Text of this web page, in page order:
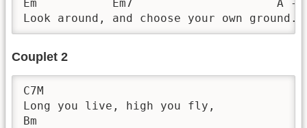
Em           Em7                     A -
Look around, and choose your own ground.
Couplet 2
C7M
Long you live, high you fly,
Bm